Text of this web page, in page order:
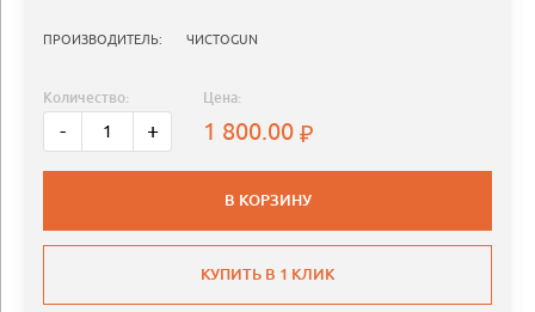
ПРОИЗВОДИТЕЛЬ: ЧИСТОGUN
Количество:
- +
Цена:
1 800.00
В КОРЗИНУ
КУПИТЬ В 1 КЛИК